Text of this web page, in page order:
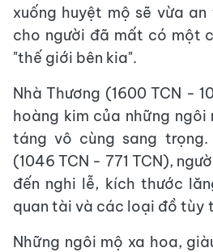
xuống huyệt mộ sẽ vừa
cho người đã mất có một
"thế giới bên kia".
Nhà Thương (1600 TCN -
hoàng kim của những
táng vô cùng sang
(1046 TCN - 771 TCN),
đến nghi lễ, kích thước
quan tài và các loại đồ tùy
Những ngôi mộ xa hoa,